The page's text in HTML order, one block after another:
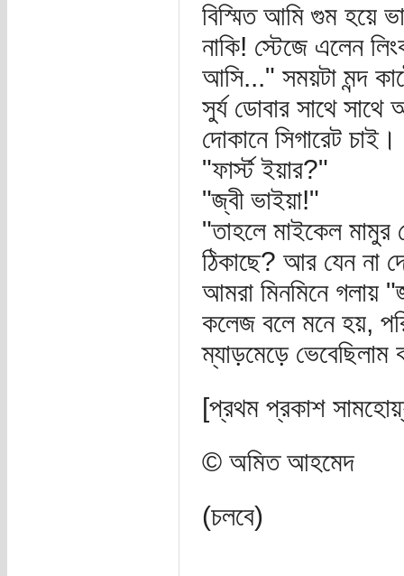
বিস্মিত আমি গুম হয়ে
নাকি! স্টেজে এলেন
আসি..." সময়টা মন্দ
সুর্য ডোবার সাথে
দোকানে সিগারেট
"ফার্স্ট ইয়ার?"
"জ্বী ভাইয়া!"
"তাহলে মাইকেল মামুর
ঠিকাছে? আর যেন না
আমরা মিনমিনে গলায়
কলেজ বলে মনে হয়,
ম্যাড়মেড়ে
[প্রথম প্রকাশ
© অমিত আহমেদ
(চলবে)